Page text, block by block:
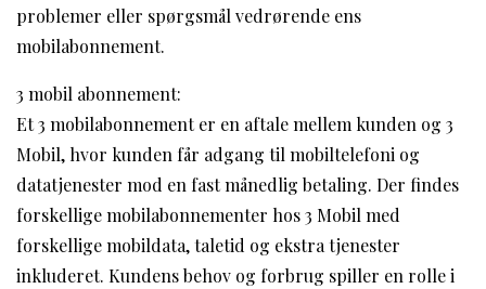
problemer eller spørgsmål vedrørende ens
mobilabonnement.
3 mobil abonnement:
Et 3 mobilabonnement er en aftale mellem kunden og 3
Mobil, hvor kunden får adgang til mobiltelefoni og
datatjenester mod en fast månedlig betaling. Der findes
forskellige mobilabonnementer hos 3 Mobil med
forskellige mobildata, taletid og ekstra tjenester
inkluderet. Kundens behov og forbrug spiller en rolle i